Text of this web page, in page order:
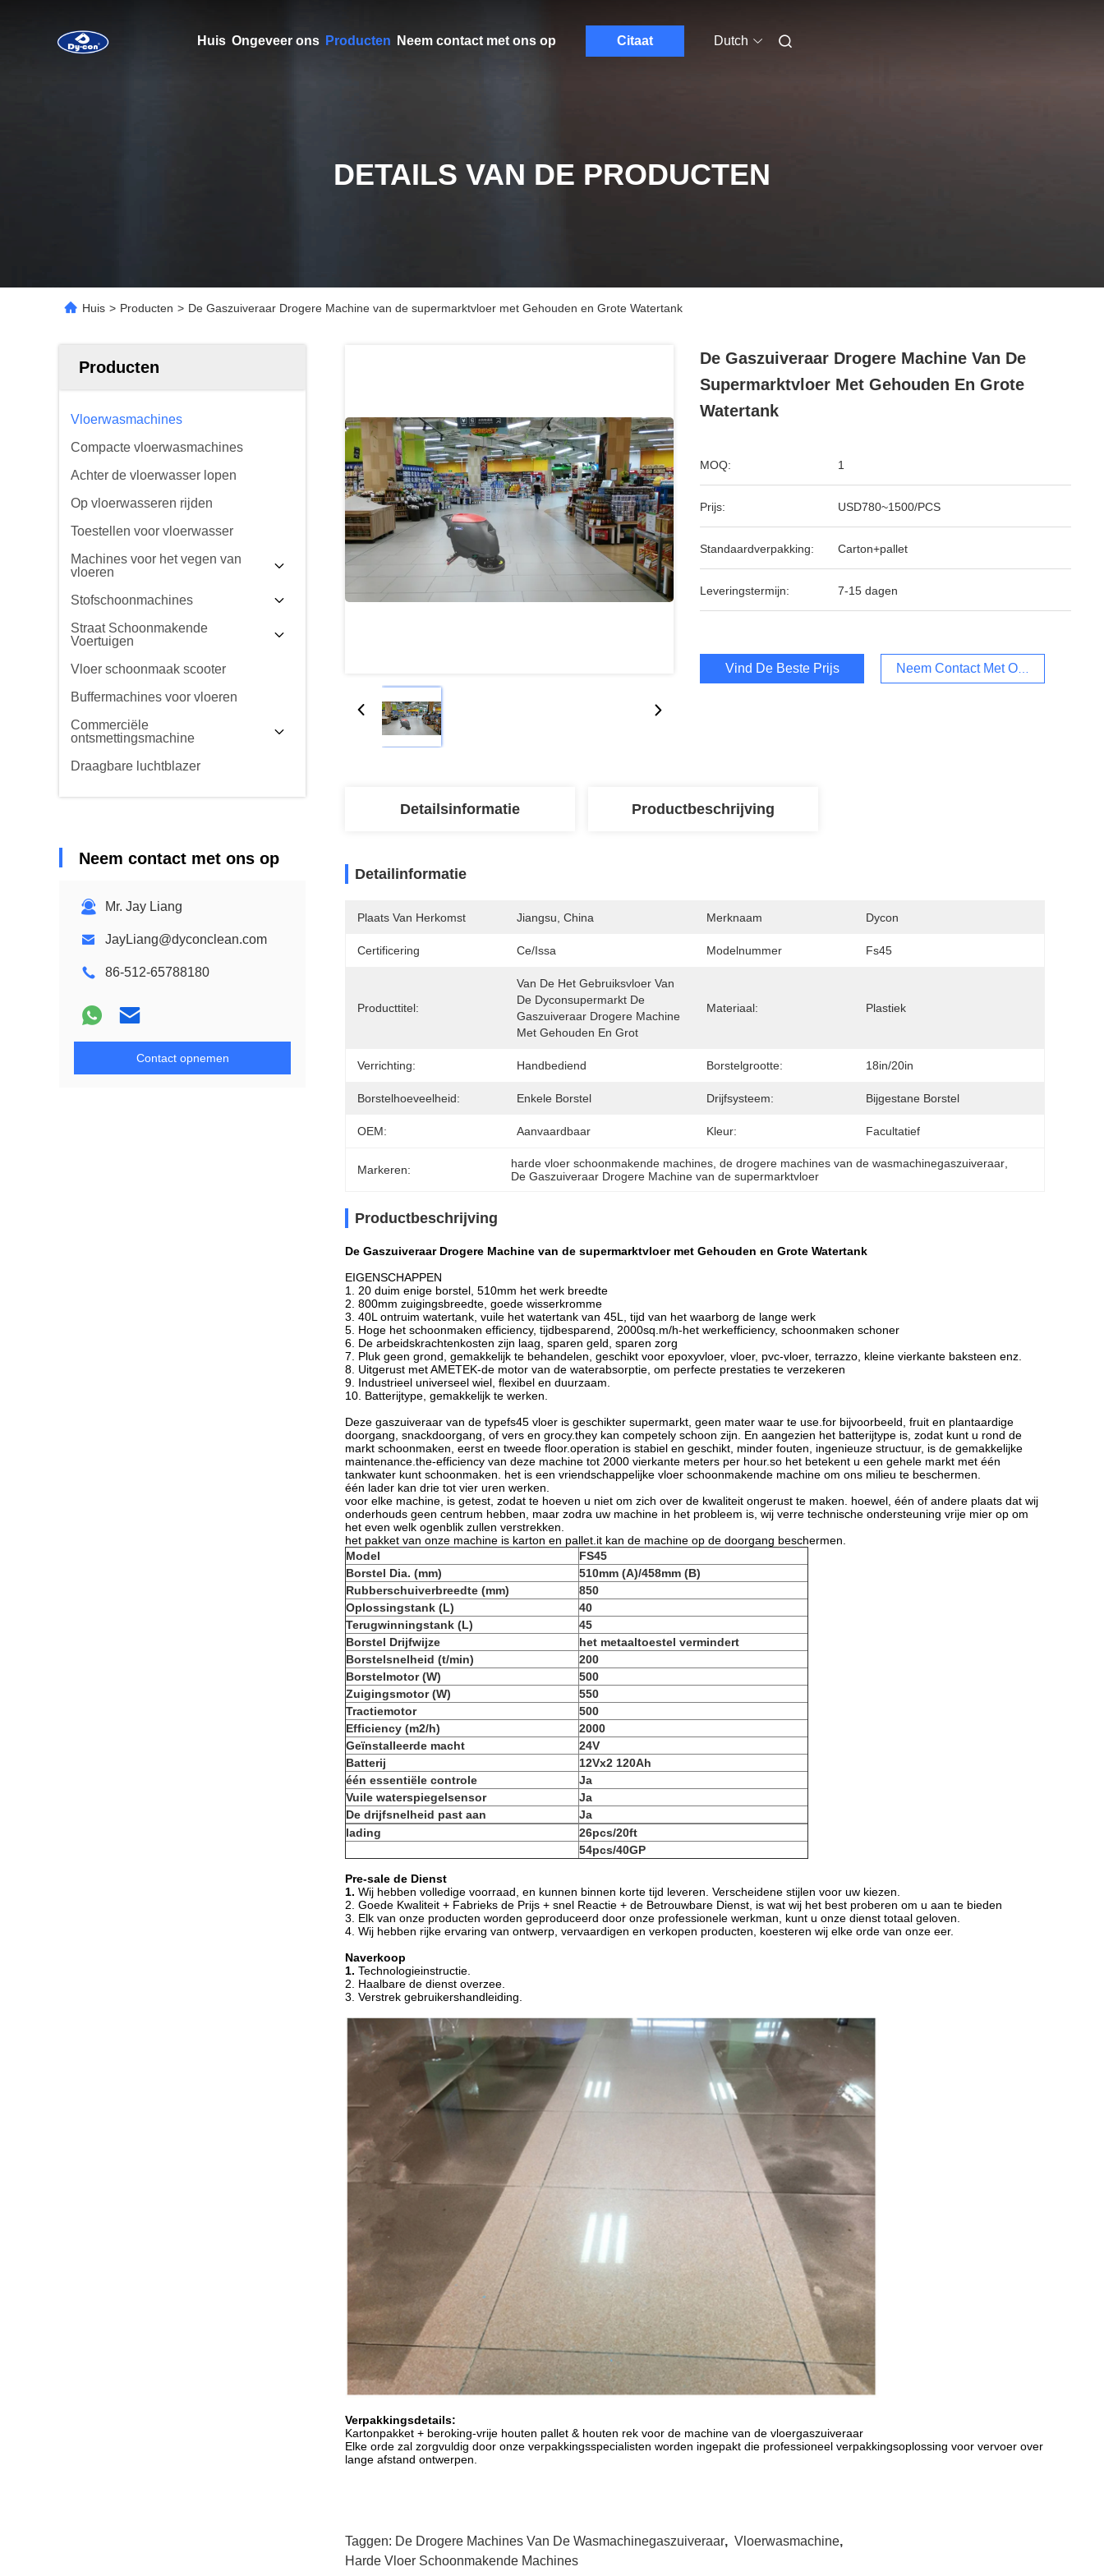
Huis Ongeveer ons Producten Neem contact met ons op Citaat Dutch
DETAILS VAN DE PRODUCTEN
Huis > Producten > De Gaszuiveraar Drogere Machine van de supermarktvloer met Gehouden en Grote Watertank
Producten
Vloerwasmachines
Compacte vloerwasmachines
Achter de vloerwasser lopen
Op vloerwasseren rijden
Toestellen voor vloerwasser
Machines voor het vegen van
vloeren
Stofschoonmachines
Straat Schoonmakende
Voertuigen
Vloer schoonmaak scooter
Buffermachines voor vloeren
Commerciële
ontsmettingsmachine
Draagbare luchtblazer
Neem contact met ons op
Mr. Jay Liang
JayLiang@dyconclean.com
86-512-65788180
Contact opnemen
De Gaszuiveraar Drogere Machine Van De
Supermarktvloer Met Gehouden En Grote
Watertank
MOQ: 1
Prijs: USD780~1500/PCS
Standaardverpakking: Carton+pallet
Leveringstermijn: 7-15 dagen
Vind De Beste Prijs Neem Contact Met Ons Op
Detailsinformatie Productbeschrijving
Detailinformatie
Plaats Van Herkomst Jiangsu, China Merknaam Dycon
Certificering Ce/issa Modelnummer Fs45
Producttitel:
Van De Het Gebruiksvloer Van
De Dyconsupermarkt De
Gaszuiveraar Drogere Machine
Met Gehouden En Grot
Materiaal: Plastiek
Verrichting: Handbediend Borstelgrootte: 18in/20in
Borstelhoeveelheid: Enkele Borstel Drijfsysteem: Bijgestane Borstel
OEM: Aanvaardbaar Kleur: Facultatief
Markeren: harde vloer schoonmakende machines , de drogere machines van de wasmachinegaszuiveraar
De Gaszuiveraar Drogere Machine van de supermarktvloer
Productbeschrijving
De Gaszuiveraar Drogere Machine van de supermarktvloer met Gehouden en Grote Watertank
EIGENSCHAPPEN
1. 20 duim enige borstel, 510mm het werk breedte
2. 800mm zuigingsbreedte, goede wisserkromme
3. 40L ontruim watertank, vuile het watertank van 45L, tijd van het waarborg de lange werk
5. Hoge het schoonmaken efficiency, tijdbesparend, 2000sq.m/h-het werkefficiency, schoonmaken schoner
6. De arbeidskrachtenkosten zijn laag, sparen geld, sparen zorg
7. Pluk geen grond, gemakkelijk te behandelen, geschikt voor epoxyvloer, vloer, pvc-vloer, terrazzo, kleine vierkante baksteen enz.
8. Uitgerust met AMETEK-de motor van de waterabsorptie, om perfecte prestaties te verzekeren
9. Industrieel universeel wiel, flexibel en duurzaam.
10. Batterijtype, gemakkelijk te werken.
Deze gaszuiveraar van de typefs45 vloer is geschikter supermarkt, geen mater waar te use.for bijvoorbeeld, fruit en plantaardige
doorgang, snackdoorgang, of vers en grocy.they kan competely schoon zijn. En aangezien het batterijtype is, zodat kunt u rond de
markt schoonmaken, eerst en tweede floor.operation is stabiel en geschikt, minder fouten, ingenieuze structuur, is de gemakkelijke
maintenance.the-efficiency van deze machine tot 2000 vierkante meters per hour.so het betekent u een gehele markt met één
tankwater kunt schoonmaken. het is een vriendschappelijke vloer schoonmakende machine om ons milieu te beschermen.
één lader kan drie tot vier uren werken.
voor elke machine, is getest, zodat te hoeven u niet om zich over de kwaliteit ongerust te maken. hoewel, één of andere plaats dat wij
onderhouds geen centrum hebben, maar zodra uw machine in het probleem is, wij verre technische ondersteuning vrije mier op om
het even welk ogenblik zullen verstrekken.
het pakket van onze machine is karton en pallet.it kan de machine op de doorgang beschermen.
Model
FS45
Borstel Dia. (mm)
510mm (A)/458mm (B)
Rubberschuiverbreedte (mm)
850
Oplossingstank (L)
40
Terugwinningstank (L)
45
Borstel Drijfwijze
het metaaltoestel vermindert
Borstelsnelheid (t/min)
200
Borstelmotor (W)
500
Zuigingsmotor (W)
550
Tractiemotor
500
Efficiency (m2/h)
2000
Geïnstalleerde macht
24V
Batterij
12Vx2 120Ah
één essentiële controle
Ja
Vuile waterspiegelsensor
Ja
De drijfsnelheid past aan
Ja
lading
26pcs/20ft
54pcs/40GP
Pre-sale de Dienst
1. Wij hebben volledige voorraad, en kunnen binnen korte tijd leveren. Verscheidene stijlen voor uw kiezen.
2. Goede Kwaliteit + Fabrieks de Prijs + snel Reactie + de Betrouwbare Dienst, is wat wij het best proberen om u aan te bieden
3. Elk van onze producten worden geproduceerd door onze professionele werkman, kunt u onze dienst totaal geloven.
4. Wij hebben rijke ervaring van ontwerp, vervaardigen en verkopen producten, koesteren wij elke orde van onze eer.
Naverkoop
1. Technologieinstructie.
2. Haalbare de dienst overzee.
3. Verstrek gebruikershandleiding.
Verpakkingsdetails:
Kartonpakket + beroking-vrije houten pallet & houten rek voor de machine van de vloergaszuiveraar
Elke orde zal zorgvuldig door onze verpakkingsspecialisten worden ingepakt die professioneel verpakkingsoplossing voor vervoer over
lange afstand ontwerpen.
Taggen: De Drogere Machines Van De Wasmachinegaszuiveraar, Vloerwasmachine,
Harde Vloer Schoonmakende Machines